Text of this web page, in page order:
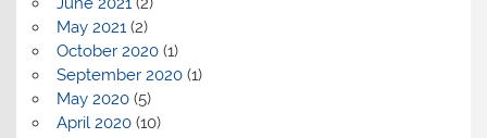
May 2021(2)
October 2020(1)
September 2020(1)
May 2020(5)
April 2020(10)